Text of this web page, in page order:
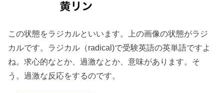
この状態をラジカルといいます。上の画像の状態がラジ
カルです。ラジカル（radical)で受験英語の英単語ですよ
ね。求心的なとか、過激なとか、意味があります。そ
う。過激な反応をするのです。